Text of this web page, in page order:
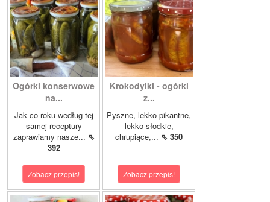
Ogórki konserwowe
na...
Jak co roku według tej
samej receptury
zaprawiamy nasze... ⇖
392
Zobacz przepis!
Krokodylki - ogórki
z...
Pyszne, lekko pikantne,
lekko słodkie,
chrupiące,... ⇖ 350
Zobacz przepis!